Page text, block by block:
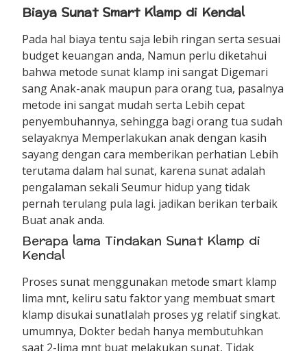
Biaya Sunat Smart Klamp di Kendal
Pada hal biaya tentu saja lebih ringan serta sesuai
budget keuangan anda, Namun perlu diketahui
bahwa metode sunat klamp ini sangat Digemari
sang Anak-anak maupun para orang tua, pasalnya
metode ini sangat mudah serta Lebih cepat
penyembuhannya, sehingga bagi orang tua sudah
selayaknya Memperlakukan anak dengan kasih
sayang dengan cara memberikan perhatian Lebih
terutama dalam hal sunat, karena sunat adalah
pengalaman sekali Seumur hidup yang tidak
pernah terulang pula lagi. jadikan berikan terbaik
Buat anak anda.
Berapa lama Tindakan Sunat Klamp di
Kendal
Proses sunat menggunakan metode smart klamp
lima mnt, keliru satu faktor yang membuat smart
klamp disukai sunatIalah proses yg relatif singkat.
umumnya, Dokter bedah hanya membutuhkan
saat 2-lima mnt buat melakukan sunat, Tidak